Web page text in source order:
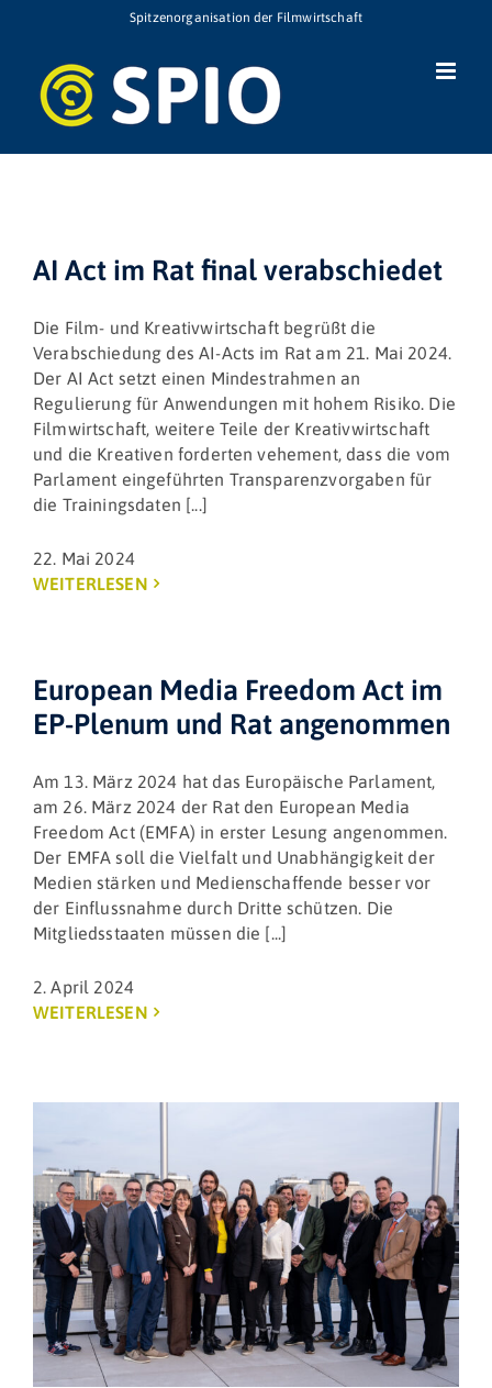
springen
Spitzenorganisation der Filmwirtschaft
AI Act im Rat final verabschiedet
Die Film- und Kreativwirtschaft begrüßt die
Verabschiedung des AI-Acts im Rat am 21. Mai 2024.
Der AI Act setzt einen Mindestrahmen an
Regulierung für Anwendungen mit hohem Risiko. Die
Filmwirtschaft, weitere Teile der Kreativwirtschaft
und die Kreativen forderten vehement, dass die vom
Parlament eingeführten Transparenzvorgaben für
die Trainingsdaten [...]
22. Mai 2024
WEITERLESEN
European Media Freedom Act im
EP-Plenum und Rat angenommen
Am 13. März 2024 hat das Europäische Parlament,
am 26. März 2024 der Rat den European Media
Freedom Act (EMFA) in erster Lesung angenommen.
Der EMFA soll die Vielfalt und Unabhängigkeit der
Medien stärken und Medienschaffende besser vor
der Einflussnahme durch Dritte schützen. Die
Mitgliedsstaaten müssen die [...]
2. April 2024
WEITERLESEN